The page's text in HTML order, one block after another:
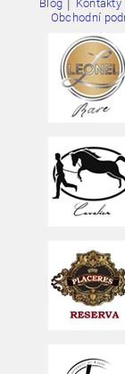
Blog | Kontakty
Obchodní